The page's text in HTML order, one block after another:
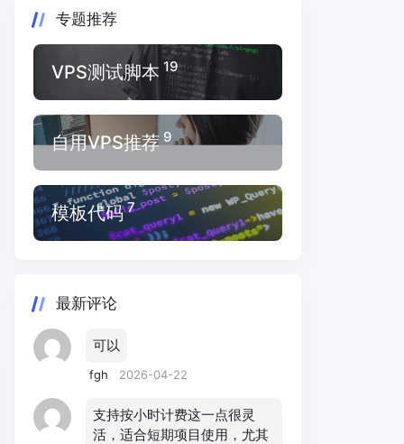
专题推荐
VPS测试脚本 19
自用VPS推荐 9
模板代码 7
最新评论
可以
fgh 2026-04-22
支持按小时计费这一点很灵
活，适合短期项目使用，尤其